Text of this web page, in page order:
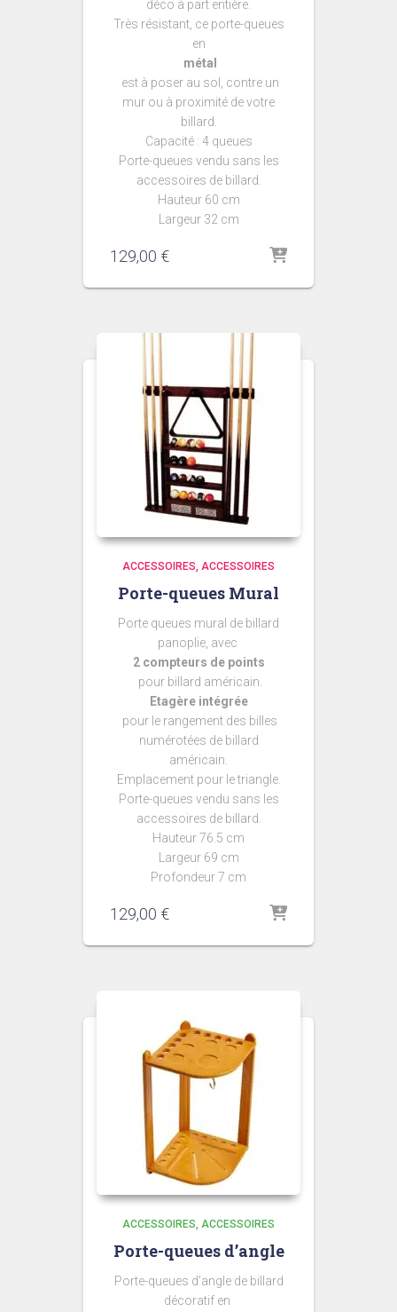
déco à part entière.
Très résistant, ce porte-queues
en
métal
est à poser au sol, contre un
mur ou à proximité de votre
billard.
Capacité : 4 queues
Porte-queues vendu sans les
accessoires de billard.
Hauteur 60 cm
Largeur 32 cm
129,00 €
ACCESSOIRES ACCESSOIRES
Porte-queues Mural
Porte queues mural de billard
panoplie, avec
2 compteurs de points
pour billard américain.
Etagère intégrée
pour le rangement des billes
numérotées de billard
américain.
Emplacement pour le triangle.
Porte-queues vendu sans les
accessoires de billard.
Hauteur 76.5 cm
Largeur 69 cm
Profondeur 7 cm
129,00 €
ACCESSOIRES ACCESSOIRES
Porte-queues d’angle
Porte-queues d’angle de billard
décoratif en